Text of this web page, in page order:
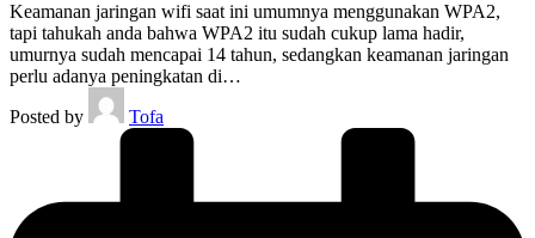
Keamanan jaringan wifi saat ini umumnya menggunakan WPA2,
tapi tahukah anda bahwa WPA2 itu sudah cukup lama hadir,
umurnya sudah mencapai 14 tahun, sedangkan keamanan jaringan
perlu adanya peningkatan di…
Posted by
Tofa